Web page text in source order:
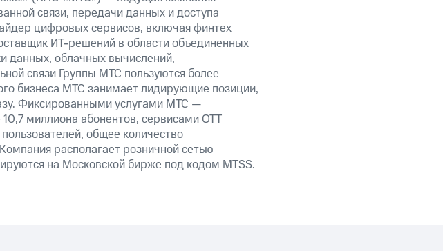
связи, передачи данных и доступа
цифровых сервисов, включая финтех
ИТ-решений в области объединенных
данных, облачных вычислений,
связи Группы МТС пользуются более
бизнеса МТС занимает лидирующие позиции,
Фиксированными услугами МТС —
миллиона абонентов, сервисами OTT
общее количество
располагает розничной сетью
на Московской бирже под кодом MTSS.